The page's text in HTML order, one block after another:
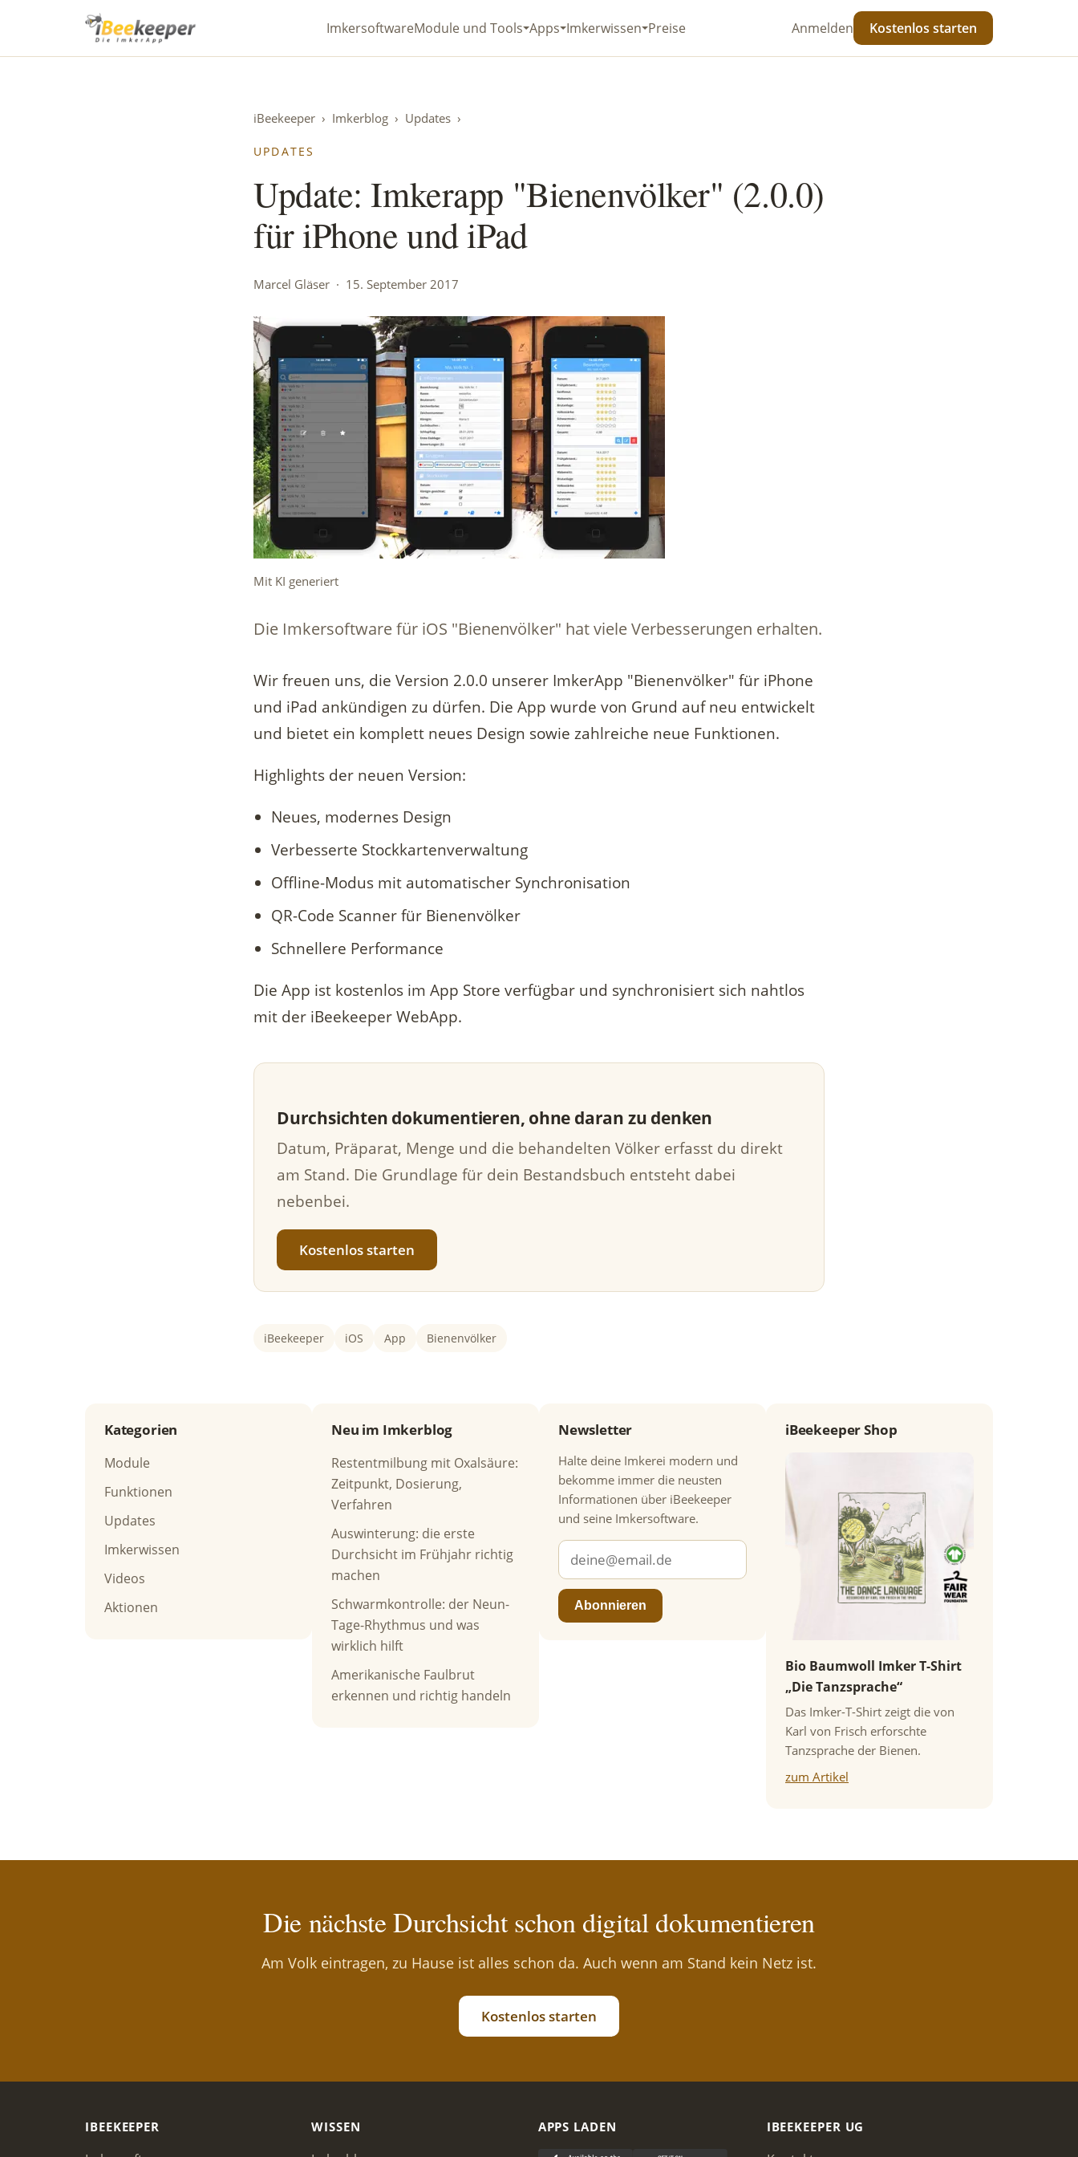
ImkersoftwareModule und Tools Apps Imkerwissen Preise Anmelden Kostenlos starten
iBeekeeper › Imkerblog › Updates ›
UPDATES
Update: Imkerapp "Bienenvölker" (2.0.0)
für iPhone und iPad
Marcel Gläser · 15. September 2017
Mit KI generiert
Die Imkersoftware für iOS "Bienenvölker" hat viele Verbesserungen erhalten.
Wir freuen uns, die Version 2.0.0 unserer ImkerApp "Bienenvölker" für iPhone
und iPad ankündigen zu dürfen. Die App wurde von Grund auf neu entwickelt
und bietet ein komplett neues Design sowie zahlreiche neue Funktionen.
Highlights der neuen Version:
Neues, modernes Design
Verbesserte Stockkartenverwaltung
Offline-Modus mit automatischer Synchronisation
QR-Code Scanner für Bienenvölker
Schnellere Performance
Die App ist kostenlos im App Store verfügbar und synchronisiert sich nahtlos
mit der iBeekeeper WebApp.
Durchsichten dokumentieren, ohne daran zu denken
Datum, Präparat, Menge und die behandelten Völker erfasst du direkt
am Stand. Die Grundlage für dein Bestandsbuch entsteht dabei
nebenbei.
Kostenlos starten
iBeekeeper iOS App Bienenvölker
Kategorien
Module
Funktionen
Updates
Imkerwissen
Videos
Aktionen
Neu im Imkerblog
Restentmilbung mit Oxalsäure:
Zeitpunkt, Dosierung,
Verfahren
Auswinterung: die erste
Durchsicht im Frühjahr richtig
machen
Schwarmkontrolle: der Neun-
Tage-Rhythmus und was
wirklich hilft
Amerikanische Faulbrut
erkennen und richtig handeln
Newsletter
Halte deine Imkerei modern und
bekomme immer die neusten
Informationen über iBeekeeper
und seine Imkersoftware.
Abonnieren
iBeekeeper Shop
Bio Baumwoll Imker T-Shirt
„Die Tanzsprache“
Das Imker-T-Shirt zeigt die von
Karl von Frisch erforschte
Tanzsprache der Bienen.
zum Artikel
Die nächste Durchsicht schon digital dokumentieren
Am Volk eintragen, zu Hause ist alles schon da. Auch wenn am Stand kein Netz ist.
Kostenlos starten
IBEEKEEPER WISSEN APPS LADEN IBEEKEEPER UG